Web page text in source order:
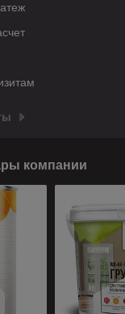
компании